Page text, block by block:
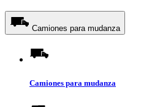
Camiones para mudanza
Camiones para mudanza